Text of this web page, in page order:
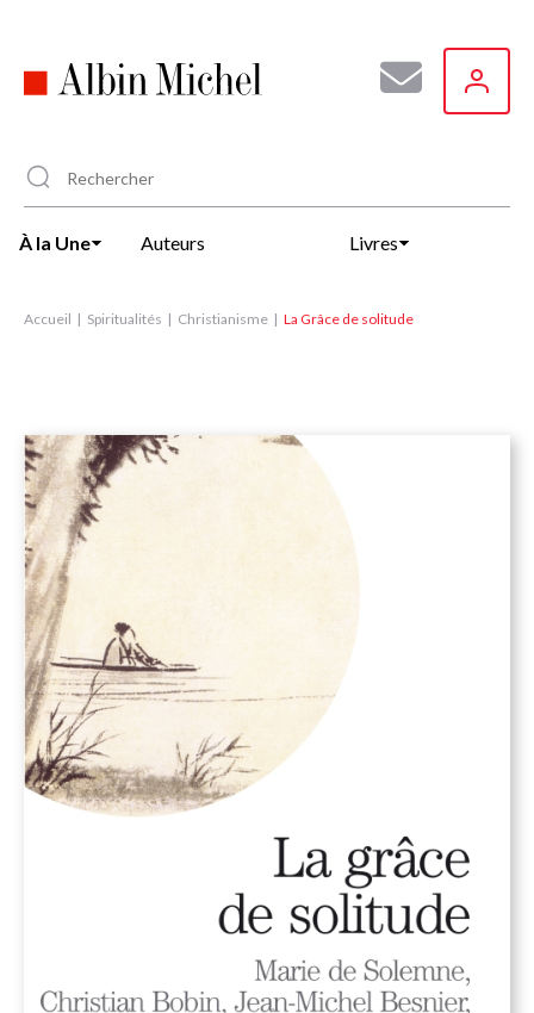
principal
À la Une Auteurs Livres
Accueil Spiritualités Christianisme La Grâce de solitude